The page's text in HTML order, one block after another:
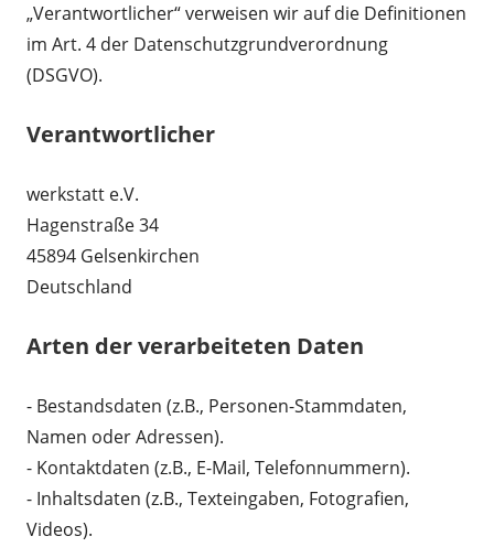
„Verantwortlicher“ verweisen wir auf die Definitionen
im Art. 4 der Datenschutzgrundverordnung
(DSGVO).
Verantwortlicher
werkstatt e.V.
Hagenstraße 34
45894 Gelsenkirchen
Deutschland
Arten der verarbeiteten Daten
- Bestandsdaten (z.B., Personen-Stammdaten,
Namen oder Adressen).
- Kontaktdaten (z.B., E-Mail, Telefonnummern).
- Inhaltsdaten (z.B., Texteingaben, Fotografien,
Videos).